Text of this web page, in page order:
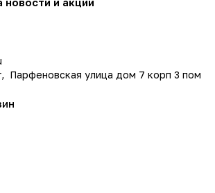
Парфеновская улица дом 7 корп 3 пом